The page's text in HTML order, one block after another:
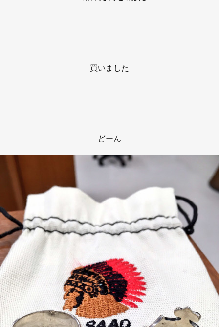
買いました
どーん